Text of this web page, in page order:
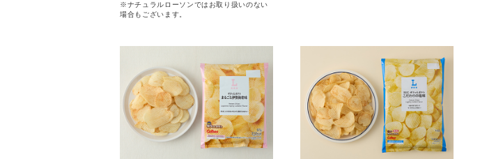
※ナチュラルローソンではお取り扱いのない
場合もございます。